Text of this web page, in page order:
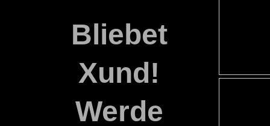
Bliebet
Xund!
Werde